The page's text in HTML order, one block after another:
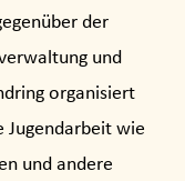
der
und
organisiert
Jugendarbeit wie
und andere